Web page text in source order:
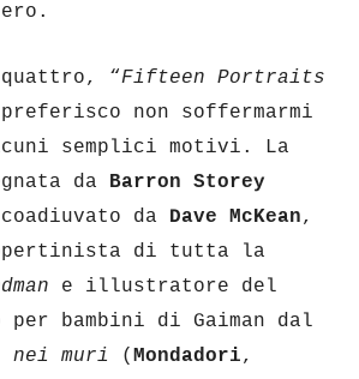
“Fifteen Portraits
non soffermarmi
semplici motivi. La
da Barron Storey
coadiuvato da Dave McKean,
di tutta la
e illustratore del
bambini di Gaiman dal
muri ( Mondadori,